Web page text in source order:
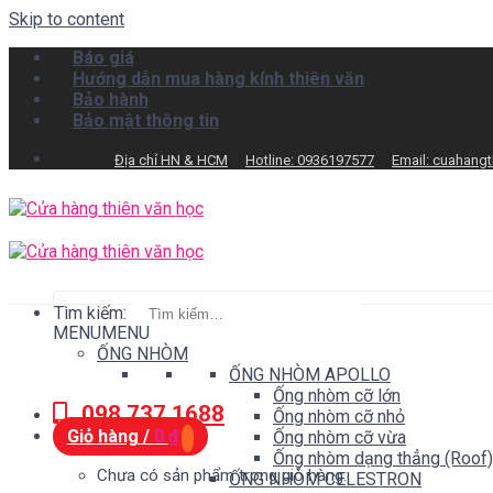
Skip to content
Báo giá
Hướng dẫn mua hàng kính thiên văn
Bảo hành
Bảo mật thông tin
Địa chỉ HN & HCM Hotline: 0936197577 Email:
Tìm kiếm:
098.737.1688
Giỏ hàng / 0 ₫
Chưa có sản phẩm trong giỏ hàng.
MENUMENU
ỐNG NHÒM
ỐNG NHÒM APOLLO
Ống nhòm cỡ lớn
Ống nhòm cỡ nhỏ
Ống nhòm cỡ vừa
Ống nhòm dạng thẳng (Roof)
ỐNG NHÒM CELESTRON